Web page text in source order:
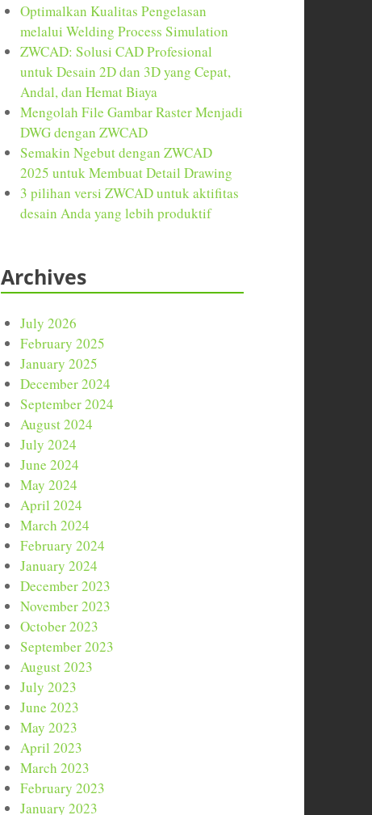
Optimalkan Kualitas Pengelasan
melalui Welding Process Simulation
ZWCAD: Solusi CAD Profesional
untuk Desain 2D dan 3D yang Cepat,
Andal, dan Hemat Biaya
Mengolah File Gambar Raster Menjadi
DWG dengan ZWCAD
Semakin Ngebut dengan ZWCAD
2025 untuk Membuat Detail Drawing
3 pilihan versi ZWCAD untuk aktifitas
desain Anda yang lebih produktif
Archives
July 2026
February 2025
January 2025
December 2024
September 2024
August 2024
July 2024
June 2024
May 2024
April 2024
March 2024
February 2024
January 2024
December 2023
November 2023
October 2023
September 2023
August 2023
July 2023
June 2023
May 2023
April 2023
March 2023
February 2023
January 2023